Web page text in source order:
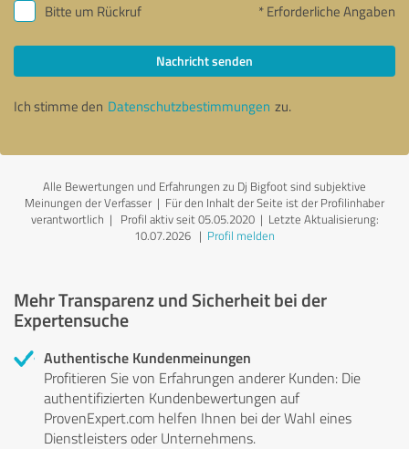
Bitte um Rückruf * Erforderliche Angaben
Nachricht senden
Ich stimme den Datenschutzbestimmungen zu.
Alle Bewertungen und Erfahrungen zu Dj Bigfoot sind subjektive
Meinungen der Verfasser | Für den Inhalt der Seite ist der Profilinhaber
verantwortlich | Profil aktiv seit 05.05.2020 | Letzte Aktualisierung:
10.07.2026 | Profil melden
Mehr Transparenz und Sicherheit bei der
Expertensuche
Authentische Kundenmeinungen
Profitieren Sie von Erfahrungen anderer Kunden: Die
authentifizierten Kundenbewertungen auf
ProvenExpert.com helfen Ihnen bei der Wahl eines
Dienstleisters oder Unternehmens.